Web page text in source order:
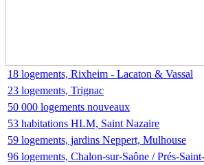
18 logements, Rixheim - Lacaton & Vassal
23 logements, Trignac
50 000 logements nouveaux
53 habitations HLM, Saint Nazaire
59 logements, jardins Neppert, Mulhouse
96 logements, Chalon-sur-Saône / Prés-